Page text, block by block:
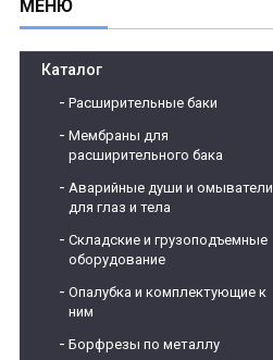
Каталог
Расширительные баки
Мембраны для
расширительного бака
Аварийные души и омыватели
для глаз и тела
Складские и грузоподъемные
оборудование
Опалубка и комплектующие к
ним
Борфрезы по металлу